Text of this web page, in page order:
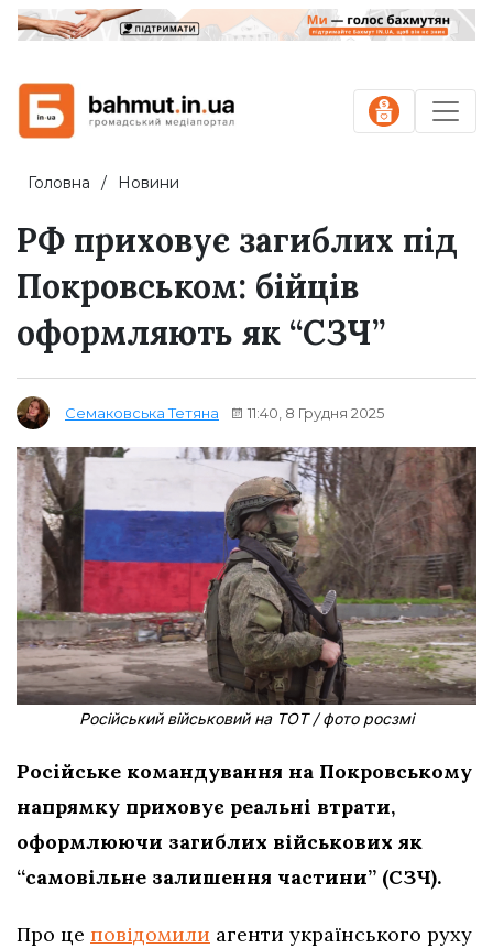
Головна Новини
РФ приховує загиблих під
Покровськом: бійців
оформляють як “СЗЧ”
Семаковська Тетяна 11:40, 8 Грудня 2025
Російський військовий на ТОТ / фото росзмі
Російське командування на Покровському
напрямку приховує реальні втрати,
оформлюючи загиблих військових як
“самовільне залишення частини” (СЗЧ).
Про це повідомили агенти українського руху